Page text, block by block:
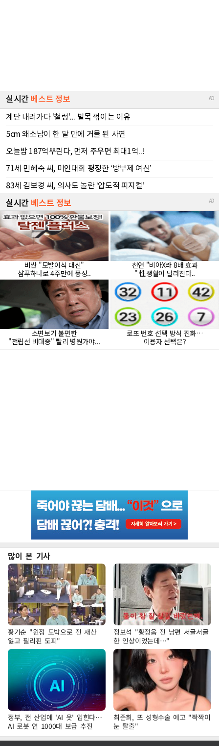
많이 본 기사
황기순 "원정 도박으로 전 재산
잃고 필리핀 도피"
정보석 "황정음 전 남편 서글서글
한 인상이었는데…"
정부, 전 산업에 'AI 옷' 입힌다…
AI 로봇 연 1000대 보급 추진
최준희, 또 성형수술 예고 "짝짝이
눈 탈출"